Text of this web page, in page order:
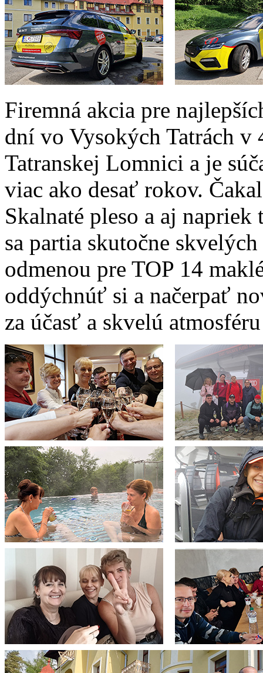
Firemná akcia pre
dní vo Vysokých Tatrách
Tatranskej Lomnici a je
viac ako desať rokov.
Skalnaté pleso a aj
sa partia skutočne
odmenou pre TOP 14
oddýchnúť si a načerpať
za účasť a skvelú